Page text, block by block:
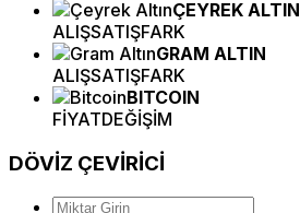
ÇEYREK ALTIN
ALIŞSATIŞFARK
GRAM ALTIN
ALIŞSATIŞFARK
BITCOIN
FİYATDEĞİŞİM
DÖVİZ ÇEVİRİCİ